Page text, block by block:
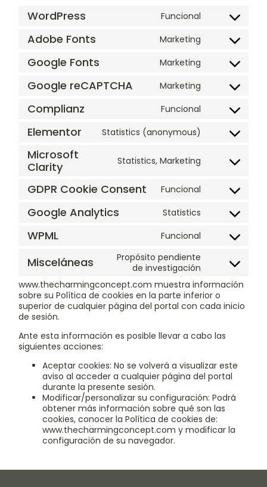
WordPress Funcional
Adobe Fonts Marketing
Google Fonts Marketing
Google reCAPTCHA Marketing
Complianz Funcional
Elementor Statistics (anonymous)
Microsoft
Clarity
Statistics, Marketing
GDPR Cookie Consent Funcional
Google Analytics Statistics
WPML Funcional
Misceláneas
Propósito pendiente
de investigación
www.thecharmingconcept.com muestra información
sobre su Política de cookies en la parte inferior o
superior de cualquier página del portal con cada inicio
de sesión.
Ante esta información es posible llevar a cabo las
siguientes acciones:
Aceptar cookies: No se volverá a visualizar este
aviso al acceder a cualquier página del portal
durante la presente sesión.
Modificar/personalizar su configuración: Podrá
obtener más información sobre qué son las
cookies, conocer la Política de cookies de:
www.thecharmingconcept.com y modificar la
configuración de su navegador.